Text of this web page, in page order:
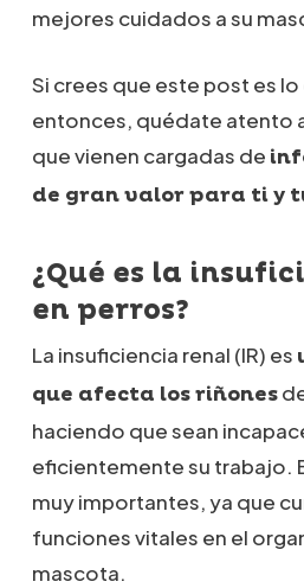
mejores cuidados a su
Si crees que este post es
entonces, quédate atento
que vienen cargadas de
de gran valor para ti y
¿Qué es la
en perros?
La insuficiencia renal (IR) es
que afecta los riñones
haciendo que sean
eficientemente su trabajo.
muy importantes, ya que
funciones vitales en el
mascota.